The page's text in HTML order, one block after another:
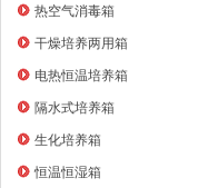
热空气消毒箱
干燥培养两用箱
电热恒温培养箱
隔水式培养箱
生化培养箱
恒温恒湿箱